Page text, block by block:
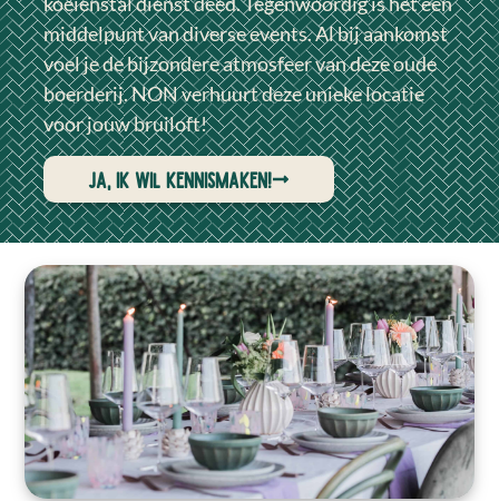
middelpunt van diverse events. Al bij aankomst
voel je de bijzondere atmosfeer van deze oude
boerderij. NON verhuurt deze unieke locatie
voor jouw bruiloft!
Ja, ik wil kennismaken!